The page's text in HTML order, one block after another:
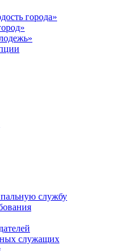
города»
службу
служащих